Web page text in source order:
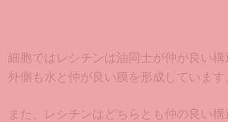
細胞ではレシチンは油同士が仲が良い
外側も水と仲が良い膜を形成しています
また、レシチンはどちらとも仲の良い構